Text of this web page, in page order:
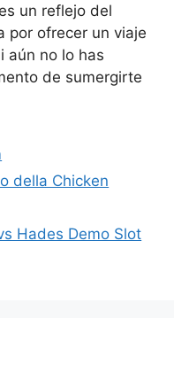
un reflejo del
por ofrecer un viaje
aún no lo has
de sumergirte
della Chicken
Hades Demo Slot